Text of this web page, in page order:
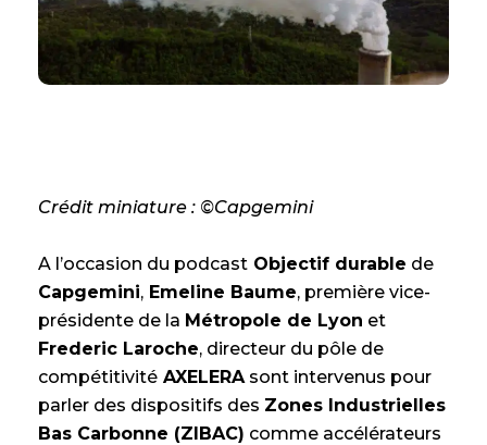
Crédit miniature : ©Capgemini
A l’occasion du podcast Objectif durable de
Capgemini, Emeline Baume, première vice-
présidente de la Métropole de Lyon et
Frederic Laroche, directeur du pôle de
compétitivité AXELERA sont intervenus pour
parler des dispositifs des Zones Industrielles
Bas Carbonne (ZIBAC) comme accélérateurs